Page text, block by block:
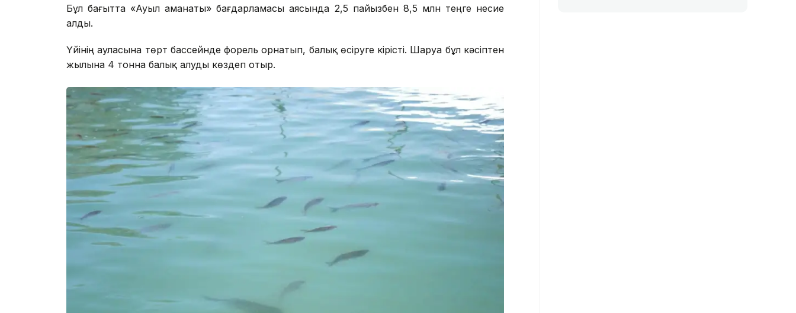
Бұл бағытта «Ауыл аманаты» бағдарламасы аясында 2,5 пайызбен 8,5 млн теңге несие
алды.
Үйінің ауласына төрт бассейнде форель орнатып, балық өсіруге кірісті. Шаруа бұл кәсіптен
жылына 4 тонна балық алуды көздеп отыр.